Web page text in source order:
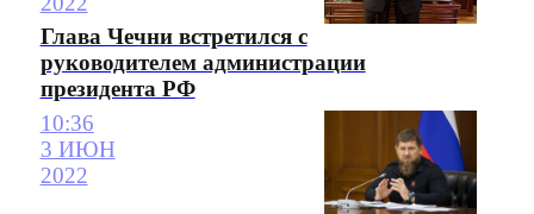
Глава Чечни встретился с
руководителем администрации
президента РФ
10:36
3 ИЮН
2022